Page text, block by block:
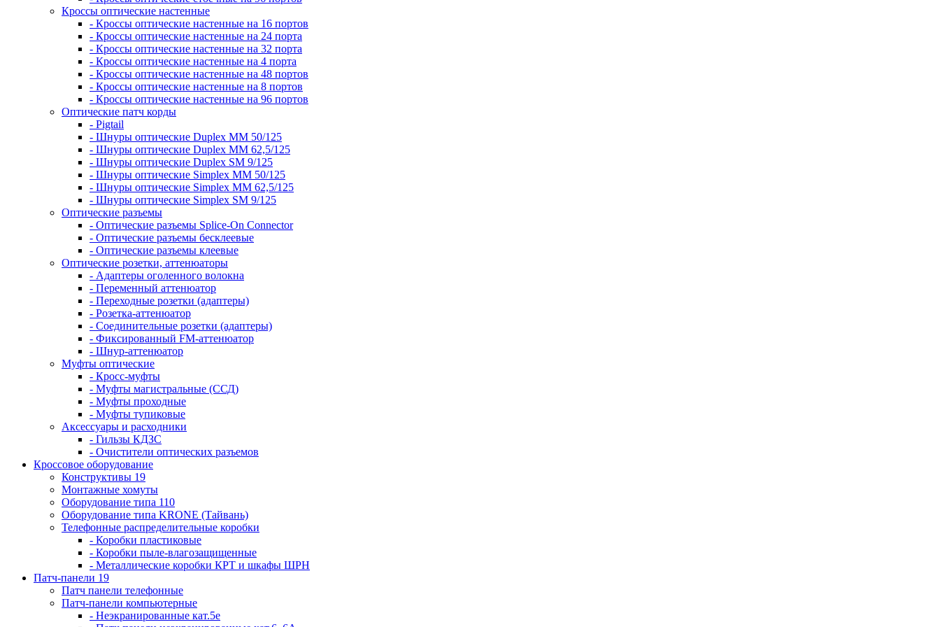
Кроссы оптические настенные
- Кроссы оптические настенные на 16 портов
- Кроссы оптические настенные на 24 порта
- Кроссы оптические настенные на 32 порта
- Кроссы оптические настенные на 4 порта
- Кроссы оптические настенные на 48 портов
- Кроссы оптические настенные на 8 портов
- Кроссы оптические настенные на 96 портов
Оптические патч корды
- Pigtail
- Шнуры оптические Duplex MM 50/125
- Шнуры оптические Duplex MM 62,5/125
- Шнуры оптические Duplex SM 9/125
- Шнуры оптические Simplex MM 50/125
- Шнуры оптические Simplex MM 62,5/125
- Шнуры оптические Simplex SM 9/125
Оптические разъемы
- Оптические разъемы Splice-On Connector
- Оптические разъемы бесклеевые
- Оптические разъемы клеевые
Оптические розетки, аттенюаторы
- Адаптеры оголенного волокна
- Переменный аттенюатор
- Переходные розетки (адаптеры)
- Розетка-аттенюатор
- Соединительные розетки (адаптеры)
- Фиксированный FM-аттенюатор
- Шнур-аттенюатор
Муфты оптические
- Кросс-муфты
- Муфты магистральные (ССД)
- Муфты проходные
- Муфты тупиковые
Аксессуары и расходники
- Гильзы КДЗС
- Очистители оптических разъемов
Кроссовое оборудование
Конструктивы 19
Монтажные хомуты
Оборудование типа 110
Оборудование типа KRONE (Тайвань)
Телефонные распределительные коробки
- Коробки пластиковые
- Коробки пыле-влагозащищенные
- Металлические коробки КРТ и шкафы ШРН
Патч-панели 19
Патч панели телефонные
Патч-панели компьютерные
- Неэкранированные кат.5е